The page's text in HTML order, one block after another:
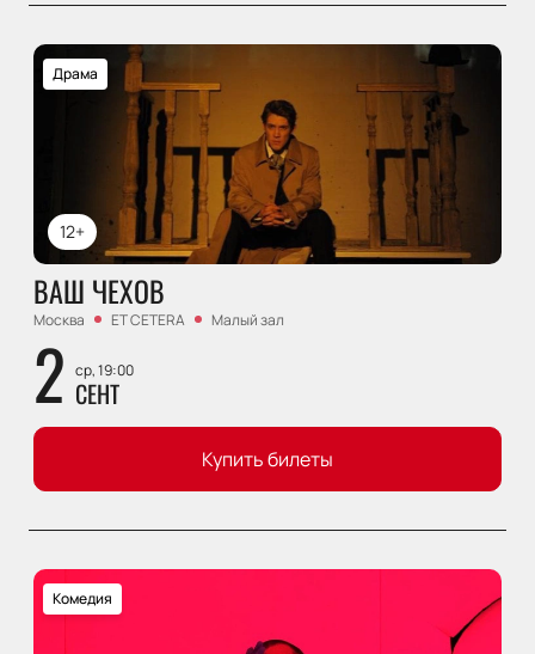
12+
Драма
ВАШ ЧЕХОВ
Москва ET CETERA Малый зал
2 ср, 19:00
СЕНТ
Купить билеты
Комедия